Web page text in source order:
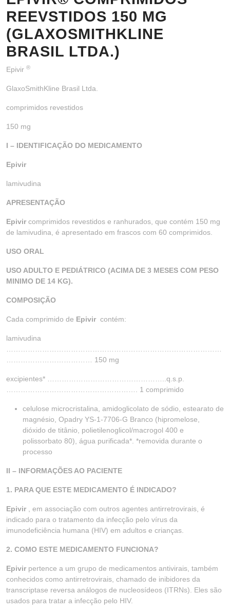
REEVSTIDOS 150 MG
(GLAXOSMITHKLINE
BRASIL LTDA.)
Epivir ®
GlaxoSmithKline Brasil Ltda.
comprimidos revestidos
150 mg
I – IDENTIFICAÇÃO DO MEDICAMENTO
Epivir
lamivudina
APRESENTAÇÃO
Epivir comprimidos revestidos e ranhurados, que contém 150 mg
de lamivudina, é apresentado em frascos com 60 comprimidos.
USO ORAL
USO ADULTO E PEDIÁTRICO (ACIMA DE 3 MESES COM PESO
MINIMO DE 14 KG).
COMPOSIÇÃO
Cada comprimido de Epivir contém:
lamivudina
……………………………… 150 mg
excipientes* …………………………………………..q.s.p.
………………………………………………. 1 comprimido
celulose microcristalina, amidoglicolato de sódio, estearato de
magnésio, Opadry YS-1-7706-G Branco (hipromelose,
dióxido de titânio, polietilenoglicol/macrogol 400 e
polissorbato 80), água purificada*. *removida durante o
processo
II – INFORMAÇÕES AO PACIENTE
1. PARA QUE ESTE MEDICAMENTO É INDICADO?
Epivir , em associação com outros agentes antirretrovirais, é
indicado para o tratamento da infecção pelo vírus da
imunodeficiência humana (HIV) em adultos e crianças.
2. COMO ESTE MEDICAMENTO FUNCIONA?
Epivir pertence a um grupo de medicamentos antivirais, também
conhecidos como antirretrovirais, chamado de inibidores da
transcriptase reversa análogos de nucleosídeos (ITRNs). Eles são
usados para tratar a infecção pelo HIV.